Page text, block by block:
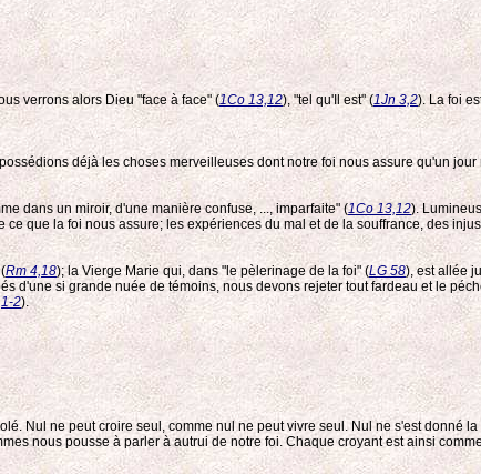
verrons alors Dieu "face à face" (1Co 13,12), "tel qu'Il est" (1Jn 3,2). La foi
déjà les choses merveilleuses dont notre foi nous assure qu'un
dans un miroir, d'une manière confuse, ..., imparfaite" (1Co 13,12).
que la foi nous assure; les expériences du mal et de la souffrance, des
Rm 4,18); la Vierge Marie qui, dans "le pèlerinage de la foi" (LG 58), est allée
d'une si grande nuée de témoins, nous devons rejeter tout fardeau et le
2).
Nul ne peut croire seul, comme nul ne peut vivre seul. Nul ne s'est donné
nous pousse à parler à autrui de notre foi. Chaque croyant est ainsi